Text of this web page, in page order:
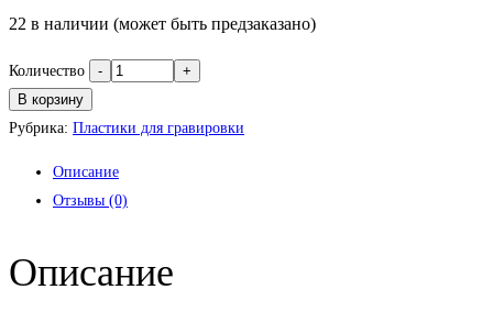
22 в наличии (может быть предзаказано)
Количество
В корзину
Рубрика: Пластики для гравировки
Описание
Отзывы (0)
Описание